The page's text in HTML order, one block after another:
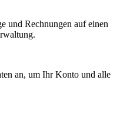
und Rechnungen auf einen
an, um Ihr Konto und alle